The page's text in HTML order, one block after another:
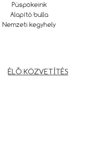
Püspökeink
Alapító bulla
Nemzeti kegyhely
ÉLŐ KÖZVETÍTÉS